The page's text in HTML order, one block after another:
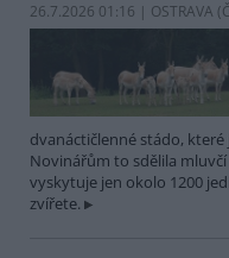
26.7.2026 01:16 | OSTRAVA (
dvanáctičlenné stádo,
Novinářům to sdělila
vyskytuje jen okolo 1200
zvířete.